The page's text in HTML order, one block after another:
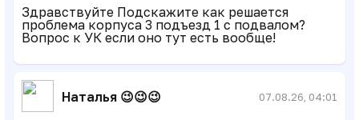
Наталья 😉😉😉 07.08.26, 04:01
Здравствуйте Подскажите как решается
проблема корпуса 3 подъезд 1 с подвалом?
Вопрос к УК если оно тут есть вообще!